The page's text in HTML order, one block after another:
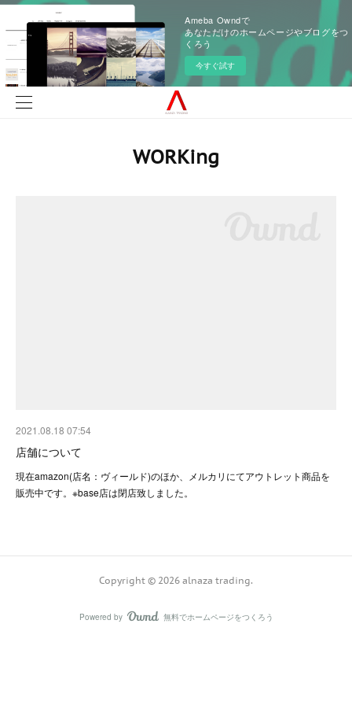
Ameba Owndで
あなただけのホームページやブログをつ
くろう
今すぐ試す
WORKing
2021.08.18 07:54
店舗について
現在amazon(店名：ヴィールド)のほか、メルカリにてアウトレット商品を
販売中です。※base店は閉店致しました。
Copyright © 2026 alnaza trading.
Powered by AmebaOwnd
無料でホームページをつくろう